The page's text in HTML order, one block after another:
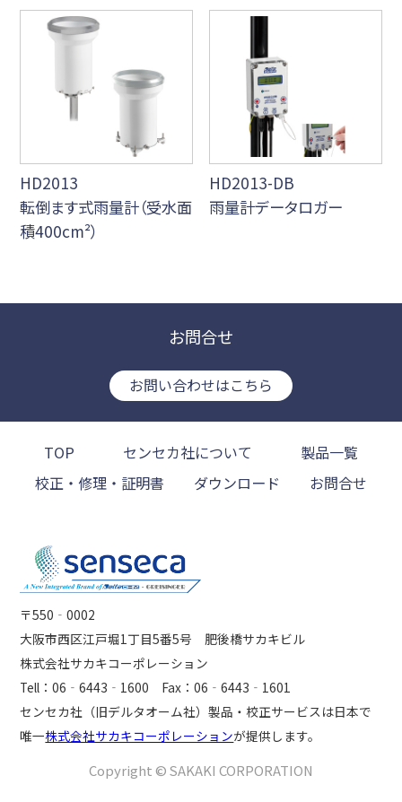
HD2013
転倒ます式雨量計（受水面
積400cm²）
HD2013-DB
雨量計データロガー
お問合せ
お問い合わせはこちら
TOP センセカ社について
製品一覧
校正・修理・証明書
ダウンロード お問合せ
〒550‐0002
大阪市西区江戸堀1丁目5番5号 肥後橋サカキビル
株式会社サカキコーポレーション
Tell：06‐6443‐1600 Fax：06‐6443‐1601
センセカ社（旧デルタオーム社）製品・校正サービスは日本で
唯一株式会社サカキコーポレーションが提供します。
Copyright © SAKAKI CORPORATION